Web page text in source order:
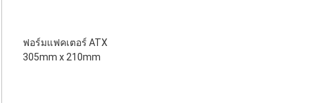
ฟอร์มแฟคเตอร์ ATX
305mm x 210mm